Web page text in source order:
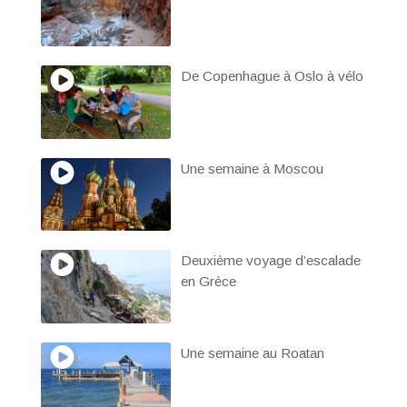
De Copenhague à Oslo à vélo
Une semaine à Moscou
Deuxième voyage d’escalade
en Grèce
Une semaine au Roatan